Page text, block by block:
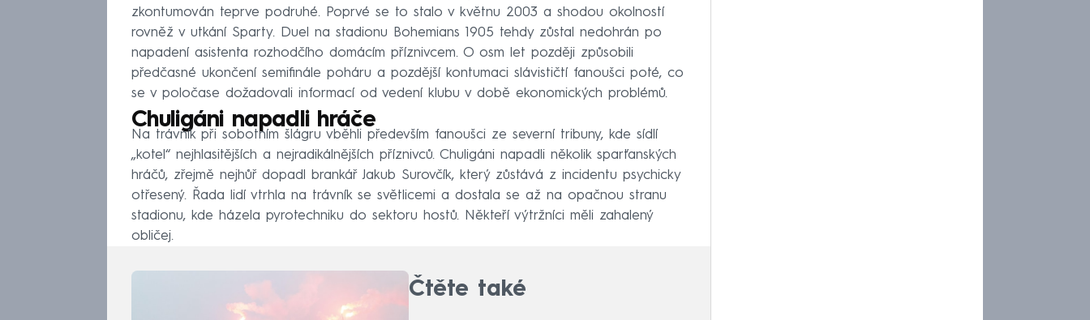
zkontumován teprve podruhé. Poprvé se to stalo v květnu 2003 a shodou okolností
rovněž v utkání Sparty. Duel na stadionu Bohemians 1905 tehdy zůstal nedohrán po
napadení asistenta rozhodčího domácím příznivcem. O osm let později způsobili
předčasné ukončení semifinále poháru a pozdější kontumaci slávističtí fanoušci poté, co
se v poločase dožadovali informací od vedení klubu v době ekonomických problémů.
Chuligáni napadli hráče
Na trávník při sobotním šlágru vběhli především fanoušci ze severní tribuny, kde sídlí
„kotel“ nejhlasitějších a nejradikálnějších příznivců. Chuligáni napadli několik sparťanských
hráčů, zřejmě nejhůř dopadl brankář Jakub Surovčík, který zůstává z incidentu psychicky
otřesený. Řada lidí vtrhla na trávník se světlicemi a dostala se až na opačnou stranu
stadionu, kde házela pyrotechniku do sektoru hostů. Někteří výtržníci měli zahalený
obličej.
Čtěte také